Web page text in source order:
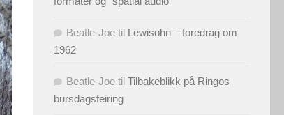
Beatle-Joe til Lewisohn – foredrag om
1962
Beatle-Joe til Tilbakeblikk på Ringos
bursdagsfeiring